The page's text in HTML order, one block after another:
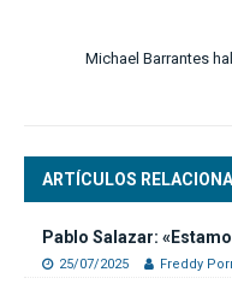
Michael Barrantes
ARTÍCULOS
Pablo Salazar:
25/07/2025 Freddy